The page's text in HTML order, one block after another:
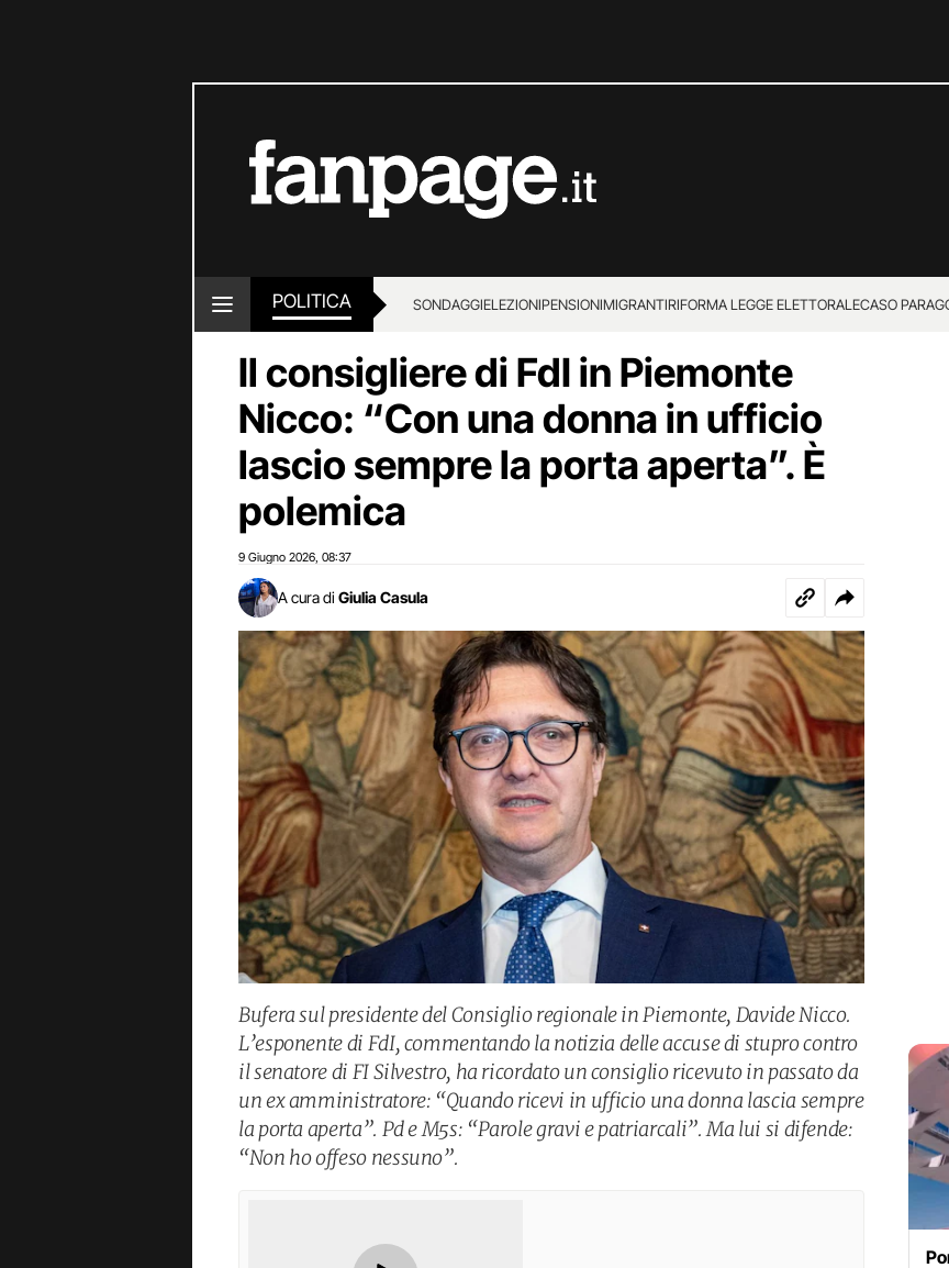
POLITICA SONDAGGIELEZIONIPENSIONIMIGRANTIRIFORMA LEGGE ELETTORALECASO
Il consigliere di FdI in Piemonte
Nicco: “Con una donna in ufficio
lascio sempre la porta aperta”. È
polemica
9 Giugno 2026 08:37
A cura di Giulia Casula
Bufera sul presidente del Consiglio regionale in Piemonte, Davide Nicco.
L’esponente di FdI, commentando la notizia delle accuse di stupro contro
il senatore di FI Silvestro, ha ricordato un consiglio ricevuto in passato da
un ex amministratore: “Quando ricevi in ufficio una donna lascia sempre
la porta aperta”. Pd e M5s: “Parole gravi e patriarcali”. Ma lui si difende:
“Non ho offeso nessuno”.